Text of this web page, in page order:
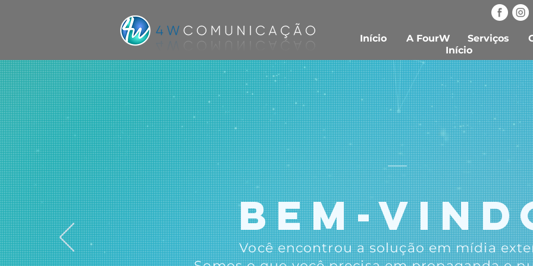
Início A FourW Serviços
BEM-
Você encontrou a solução em mídia
Início